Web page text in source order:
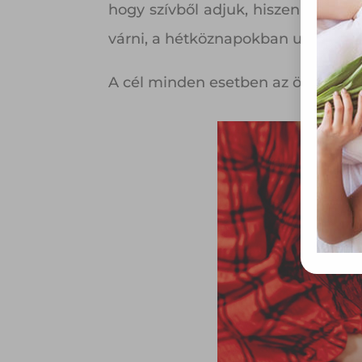
hogy szívből adjuk, hiszen a
várni, a hétköznapokban
A cél minden esetben az